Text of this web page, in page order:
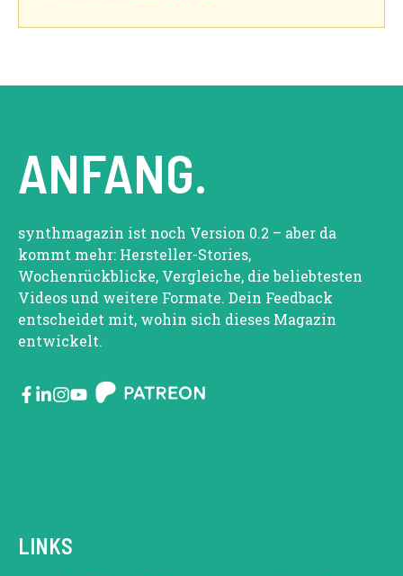
ANFANG.
synthmagazin ist noch Version 0.2 – aber da
kommt mehr: Hersteller-Stories,
Wochenrückblicke, Vergleiche, die beliebtesten
Videos und weitere Formate. Dein Feedback
entscheidet mit, wohin sich dieses Magazin
entwickelt.
LINKS